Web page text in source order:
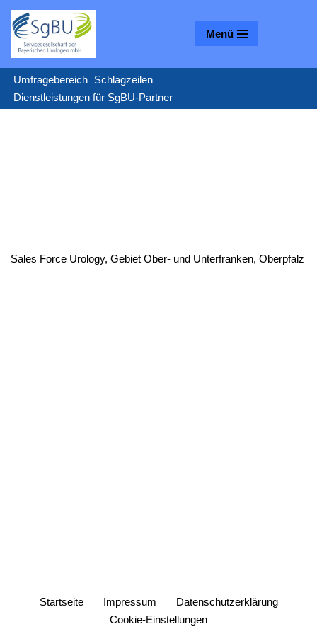
Zum
Inhalt
springen
Menü
Umfragebereich Schlagzeilen
Dienstleistungen für SgBU-Partner
Sales Force Urology, Gebiet Ober- und Unterfranken, Oberpfalz
Startseite Impressum
Datenschutzerklärung
Cookie-Einstellungen